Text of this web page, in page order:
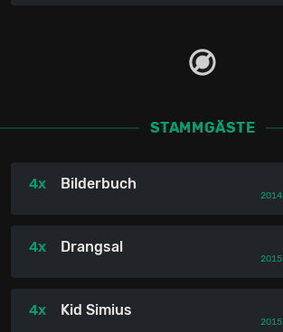
STAMMGÄSTE
4x Bilderbuch
2014
4x Drangsal
2015
4x Kid Simius
2015